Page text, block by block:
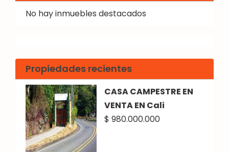
No hay inmuebles destacados
Propiedades recientes
CASA CAMPESTRE EN
VENTA EN Cali
$ 980.000.000